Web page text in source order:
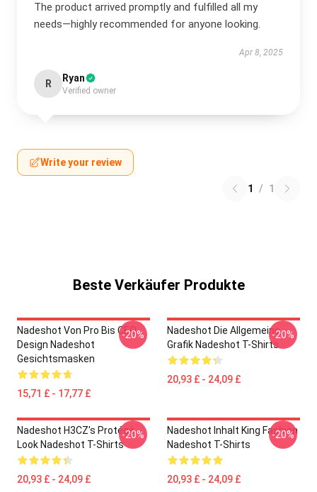
The product arrived promptly and fulfilled all my
needs—highly recommended for anyone looking.
Apr 8, 2025
R Ryan
Verified owner
Write your review
1 / 1
Beste Verkäufer Produkte
Nadeshot Von Pro Bis CEO
Design Nadeshot
Gesichtsmasken
15,71 £ - 17,77 £
-20%
Nadeshot Die Allgemeine
Grafik Nadeshot T-Shirts
20,93 £ - 24,09 £
-20%
Nadeshot H3CZ's Protégé
Look Nadeshot T-Shirts
20,93 £ - 24,09 £
-20%
Nadeshot Inhalt King Fashion
Nadeshot T-Shirts
20,93 £ - 24,09 £
-20%